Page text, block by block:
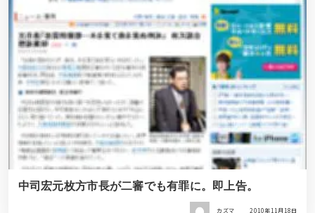
中司宏元枚方市長が二審でも有罪に。即上告。
カズマ 2010年11月18日